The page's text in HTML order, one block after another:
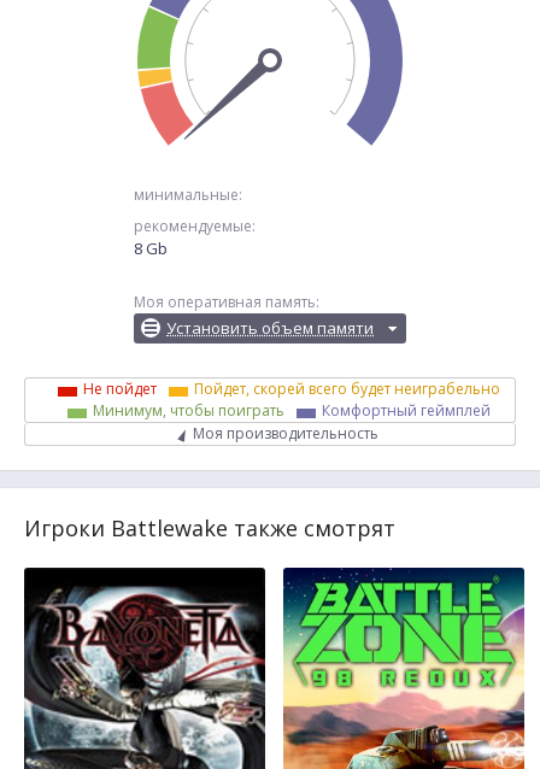
минимальные:
рекомендуемые:
8 Gb
Моя оперативная память:
Установить объем памяти
Не пойдет
Пойдет, скорей всего будет неиграбельно
Минимум, чтобы поиграть
Комфортный геймплей
Моя производительность
Игроки Battlewake также смотрят